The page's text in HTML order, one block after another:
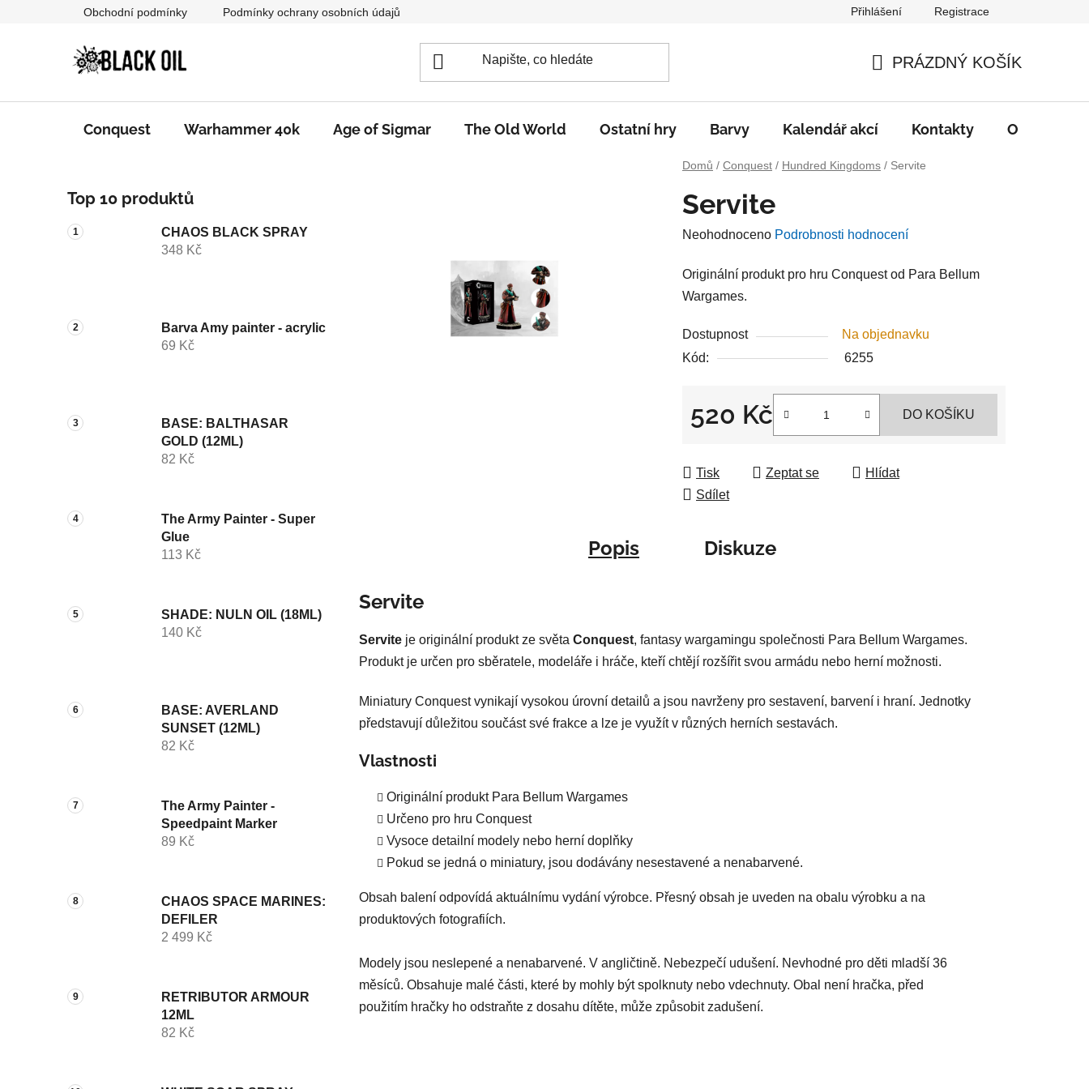
Obchodní podmínky Podmínky ochrany osobních údajů Přihlášení Registrace
KOŠÍK
PRÁZDNÝ KOŠÍK
Conquest Warhammer 40k Age of Sigmar The Old World Ostatní hry Barvy Kalendář akcí Kontakty O nás
Domů / Conquest / Hundred Kingdoms / Servite
o
s
t
n
n
e
Top 10 produktů
CHAOS BLACK SPRAY
348 Kč
Barva Amy painter - acrylic
69 Kč
BASE: BALTHASAR
GOLD (12ML)
82 Kč
The Army Painter - Super
Glue
113 Kč
SHADE: NULN OIL (18ML)
140 Kč
BASE: AVERLAND
SUNSET (12ML)
82 Kč
The Army Painter -
Speedpaint Marker
89 Kč
CHAOS SPACE MARINES:
DEFILER
2 499 Kč
RETRIBUTOR ARMOUR
12ML
82 Kč
Servite
Průměrné
produktu
je
z
5
Neohodnoceno Podrobnosti hodnocení
Originální produkt pro hru Conquest od Para Bellum
Wargames.
Dostupnost
Na objednavku
Kód:
6255
520 Kč DO KOŠÍKU
Tisk Zeptat se
Hlídat
Sdílet
Popis Diskuze
Servite
Servite je originální produkt ze světa Conquest, fantasy wargamingu společnosti Para Bellum Wargames.
Produkt je určen pro sběratele, modeláře i hráče, kteří chtějí rozšířit svou armádu nebo herní možnosti.
Miniatury Conquest vynikají vysokou úrovní detailů a jsou navrženy pro sestavení, barvení i hraní. Jednotky
představují důležitou součást své frakce a lze je využít v různých herních sestavách.
Vlastnosti
Originální produkt Para Bellum Wargames
Určeno pro hru Conquest
Vysoce detailní modely nebo herní doplňky
Pokud se jedná o miniatury, jsou dodávány nesestavené a nenabarvené.
Obsah balení odpovídá aktuálnímu vydání výrobce. Přesný obsah je uveden na obalu výrobku a na
produktových fotografiích.
Modely jsou neslepené a nenabarvené. V angličtině. Nebezpečí udušení. Nevhodné pro děti mladší 36
měsíců. Obsahuje malé části, které by mohly být spolknuty nebo vdechnuty. Obal není hračka, před
použitím hračky ho odstraňte z dosahu dítěte, může způsobit zadušení.